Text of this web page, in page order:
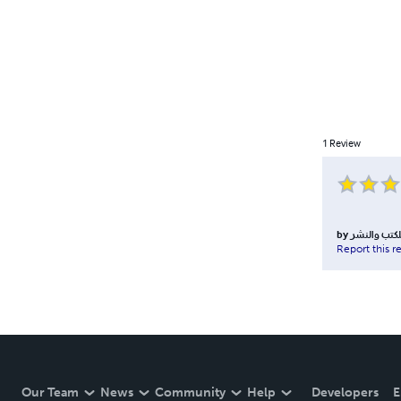
1 Review
by والنشر
Report this
Our Team News Community Help Developers